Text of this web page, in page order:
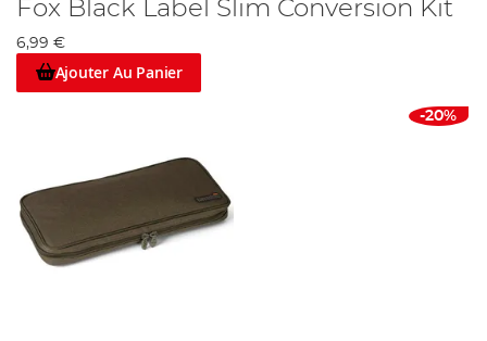
Fox Black Label Slim Conversion Kit
6,99 €
Ajouter Au Panier
-20%